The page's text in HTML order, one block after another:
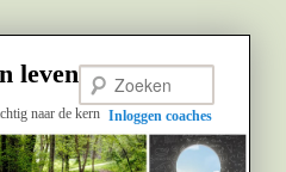
leven
naar de kern Inloggen coaches